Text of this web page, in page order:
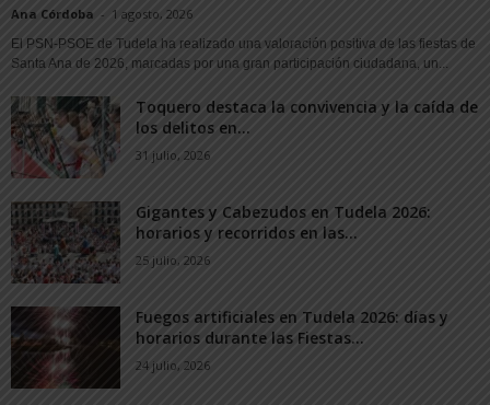
Ana Córdoba - 1 agosto, 2026
El PSN-PSOE de Tudela ha realizado una valoración positiva de las fiestas de
Santa Ana de 2026, marcadas por una gran participación ciudadana, un...
Toquero destaca la convivencia y la caída de
los delitos en...
31 julio, 2026
Gigantes y Cabezudos en Tudela 2026:
horarios y recorridos en las...
25 julio, 2026
Fuegos artificiales en Tudela 2026: días y
horarios durante las Fiestas...
24 julio, 2026